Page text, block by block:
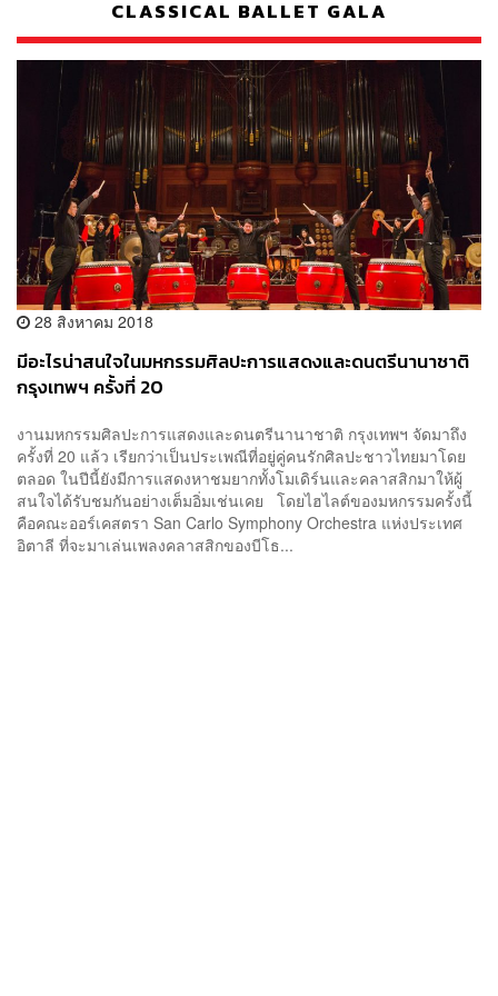
CLASSICAL BALLET GALA
28 สิงหาคม 2018
มีอะไรน่าสนใจในมหกรรมศิลปะการแสดงและดนตรีนานาชาติ
กรุงเทพฯ ครั้งที่ 20
งานมหกรรมศิลปะการแสดงและดนตรีนานาชาติ กรุงเทพฯ จัดมาถึง
ครั้งที่ 20 แล้ว เรียกว่าเป็นประเพณีที่อยู่คู่คนรักศิลปะชาวไทยมาโดย
ตลอด ในปีนี้ยังมีการแสดงหาชมยากทั้งโมเดิร์นและคลาสสิกมาให้ผู้
สนใจได้รับชมกันอย่างเต็มอิ่มเช่นเคย โดยไฮไลต์ของมหกรรมครั้งนี้
คือคณะออร์เคสตรา San Carlo Symphony Orchestra แห่งประเทศ
อิตาลี ที่จะมาเล่นเพลงคลาสสิกของบีโธ...